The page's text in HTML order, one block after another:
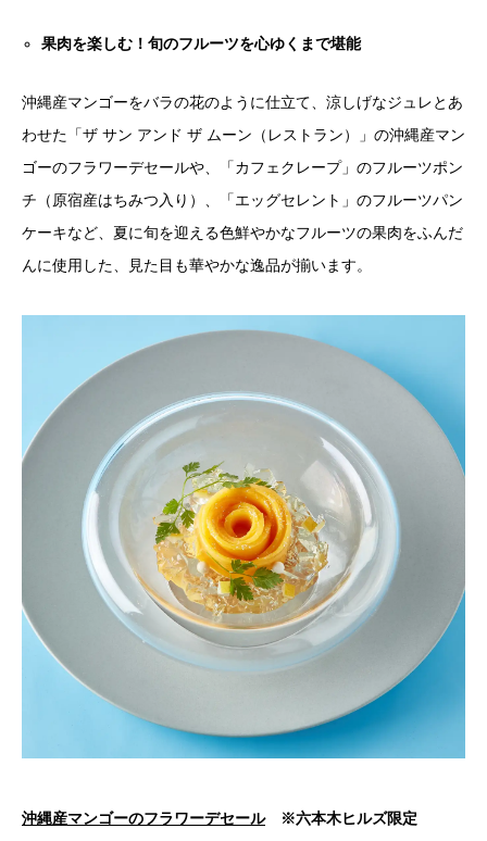
果肉を楽しむ！旬のフルーツを心ゆくまで堪能
沖縄産マンゴーをバラの花のように仕立て、涼しげなジュレとあ
わせた「ザ サン アンド ザ ムーン（レストラン）」の沖縄産マン
ゴーのフラワーデセールや、「カフェクレープ」のフルーツポン
チ（原宿産はちみつ入り）、「エッグセレント」のフルーツパン
ケーキなど、夏に旬を迎える色鮮やかなフルーツの果肉をふんだ
んに使用した、見た目も華やかな逸品が揃います。
沖縄産マンゴーのフラワーデセール※六本木ヒルズ限定